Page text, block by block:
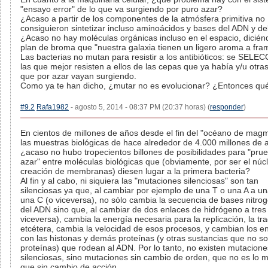
"ensayo error" de lo que va surgiendo por puro azar?
¿Acaso a partir de los componentes de la atmósfera primitiva no
consiguieron sintetizar incluso aminoácidos y bases del ADN y
¿Acaso no hay moléculas orgánicas incluso en el espacio,
plan de broma que "nuestra galaxia tienen un ligero aroma a
Las bacterias no mutan para resistir a los antibióticos: se
las que mejor resisten a ellos de las cepas que ya había y/u
que por azar vayan surgiendo.
Como ya te han dicho, ¿mutar no es evolucionar? ¿Entonces
#9.2 Rafa1982 - agosto 5, 2014 - 08:37 PM (20:37 horas) (responder)
En cientos de millones de años desde el fin del "océano de
las muestras biológicas de hace alrededor de 4.000 millones de
¿acaso no hubo tropecientos billones de posibilidades para
azar" entre moléculas biológicas que (obviamente, por ser el
creación de membranas) diesen lugar a la primera bacteria?
Al fin y al cabo, ni siquiera las "mutaciones silenciosas" son tan
silenciosas ya que, al cambiar por ejemplo de una T o una A a
una C (o viceversa), no sólo cambia la secuencia de bases
del ADN sino que, al cambiar de dos enlaces de hidrógeno a tres
viceversa), cambia la energía necesaria para la replicación, la
etcétera, cambia la velocidad de esos procesos, y cambian los
con las histonas y demás proteínas (y otras sustancias que no
proteínas) que rodean al ADN. Por lo tanto, no existen
silenciosas, sino mutaciones sin cambio de orden, que no es lo